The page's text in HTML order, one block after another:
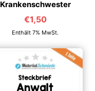
Krankenschwester
€1,50
Enthält 7% MwSt.